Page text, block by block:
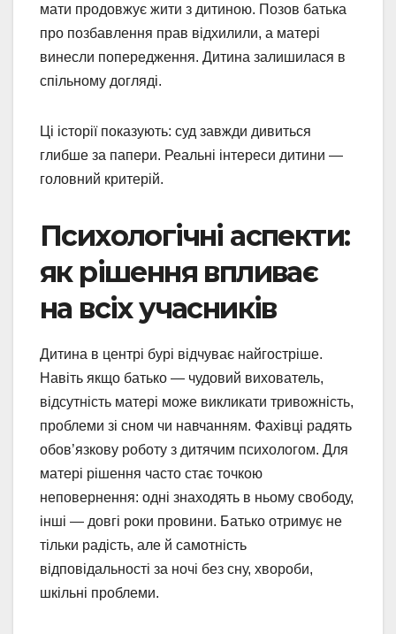
мати продовжує жити з дитиною. Позов батька
про позбавлення прав відхилили, а матері
винесли попередження. Дитина залишилася в
спільному догляді.
Ці історії показують: суд завжди дивиться
глибше за папери. Реальні інтереси дитини —
головний критерій.
Психологічні аспекти:
як рішення впливає
на всіх учасників
Дитина в центрі бурі відчуває найгостріше.
Навіть якщо батько — чудовий вихователь,
відсутність матері може викликати тривожність,
проблеми зі сном чи навчанням. Фахівці радять
обов’язкову роботу з дитячим психологом. Для
матері рішення часто стає точкою
неповернення: одні знаходять в ньому свободу,
інші — довгі роки провини. Батько отримує не
тільки радість, але й самотність
відповідальності за ночі без сну, хвороби,
шкільні проблеми.